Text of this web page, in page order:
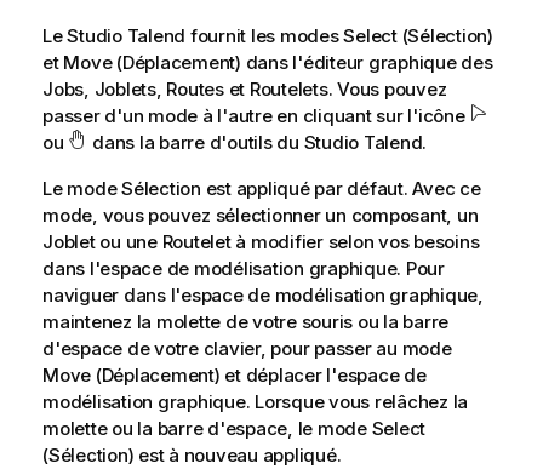
LeStudio Talend fournit les modes Select (Sélection)
et Move (Déplacement) dans l'éditeur graphique des
Jobs, Joblets, Routes et Routelets. Vous pouvez
passer d'un mode à l'autre en cliquant sur l'icône
ou
dans la barre d'outils du Studio Talend.
Le mode Sélection est appliqué par défaut. Avec ce
mode, vous pouvez sélectionner un composant, un
Joblet ou une Routelet à modifier selon vos besoins
dans l'espace de modélisation graphique. Pour
naviguer dans l'espace de modélisation graphique,
maintenez la molette de votre souris ou la barre
d'espace de votre clavier, pour passer au mode
Move (Déplacement) et déplacer l'espace de
modélisation graphique. Lorsque vous relâchez la
molette ou la barre d'espace, le mode Select
(Sélection) est à nouveau appliqué.